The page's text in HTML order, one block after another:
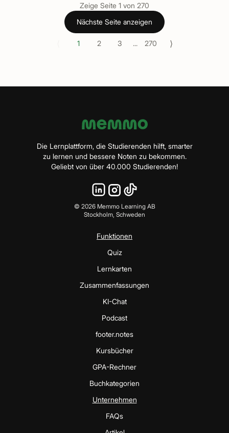
Zeige Seite 1 von 270
Nächste Seite anzeigen
1 2 3 ... 270 ⟩
Die Lernplattform, die Studierenden hilft, smarter
zu lernen und bessere Noten zu bekommen.
Geliebt von über 40.000 Studierenden!
© 2026Memmo Learning AB
Stockholm, Schweden
Funktionen
Quiz
Lernkarten
Zusammenfassungen
KI-Chat
Podcast
footer.notes
Kursbücher
GPA-Rechner
Buchkategorien
Unternehmen
FAQs